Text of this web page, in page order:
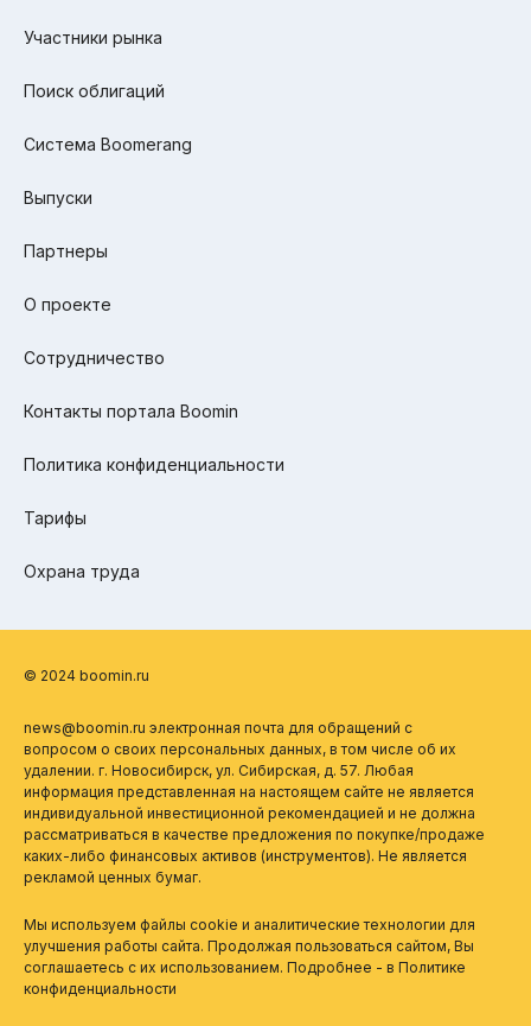
Участники рынка
Поиск облигаций
Система Boomerang
Выпуски
Партнеры
О проекте
Сотрудничество
Контакты портала Boomin
Политика конфиденциальности
Тарифы
Охрана труда
© 2024 boomin.ru
news@boomin.ru электронная почта для обращений с
вопросом о своих персональных данных, в том числе об их
удалении. г. Новосибирск, ул. Сибирская, д. 57. Любая
информация представленная на настоящем сайте не является
индивидуальной инвестиционной рекомендацией и не должна
рассматриваться в качестве предложения по покупке/продаже
каких-либо финансовых активов (инструментов). Не является
рекламой ценных бумаг.
Мы используем файлы cookie и аналитические технологии для
улучшения работы сайта. Продолжая пользоваться сайтом, Вы
соглашаетесь с их использованием. Подробнее - в Политике
конфиденциальности